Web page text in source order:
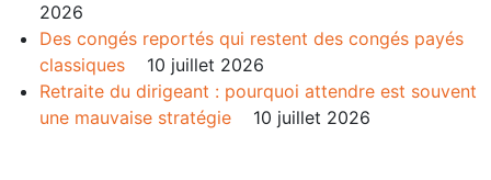
2026
Des congés reportés qui restent des congés payés
classiques
10 juillet 2026
Retraite du dirigeant : pourquoi attendre est souvent
une mauvaise stratégie
10 juillet 2026